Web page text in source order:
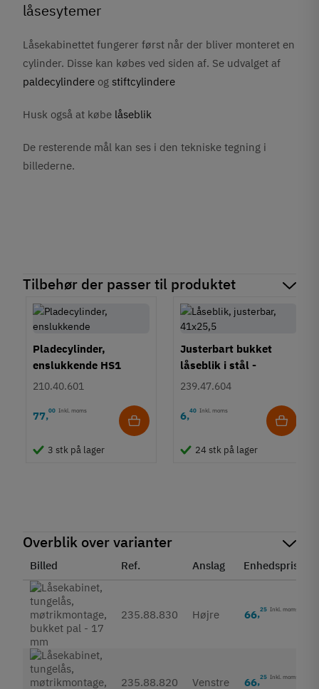
låsesytemer
Låsekabinettet fungerer først når der bliver monteret en
cylinder. Disse kan købes ved siden af. Se udvalget af
paldecylindere ogstiftcylindere
Husk også at købe låseblik
De resterende mål kan ses i den tekniske tegning i
billederne.
Tilbehør der passer til produktet
Pladecylinder,
enslukkende HS1
210.40.601
77,00 Inkl. moms
3 stk på lager
Justerbart bukket
låseblik i stål -
41x25,5 mm
239.47.604
6,40 Inkl. moms
24 stk på lager
Overblik over varianter
Billed Ref. Anslag Enhedspris
235.88.830 Højre 66,25 Inkl. moms
235.88.820 Venstre 66,25 Inkl. moms